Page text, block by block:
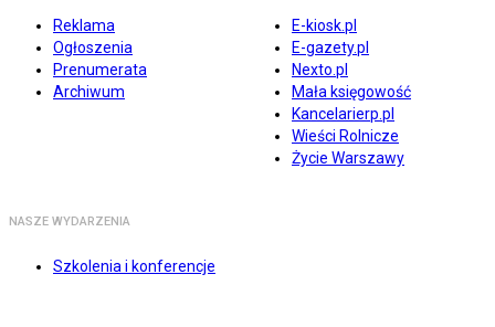
Reklama
Ogłoszenia
Prenumerata
Archiwum
E-kiosk.pl
E-gazety.pl
Nexto.pl
Mała księgowość
Kancelarierp.pl
Wieści Rolnicze
Życie Warszawy
NASZE WYDARZENIA
Szkolenia i konferencje